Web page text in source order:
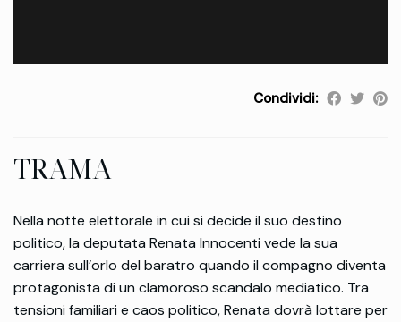
Condividi:
TRAMA
Nella notte elettorale in cui si decide il suo destino
politico, la deputata Renata Innocenti vede la sua
carriera sull’orlo del baratro quando il compagno diventa
protagonista di un clamoroso scandalo mediatico. Tra
tensioni familiari e caos politico, Renata dovrà lottare per